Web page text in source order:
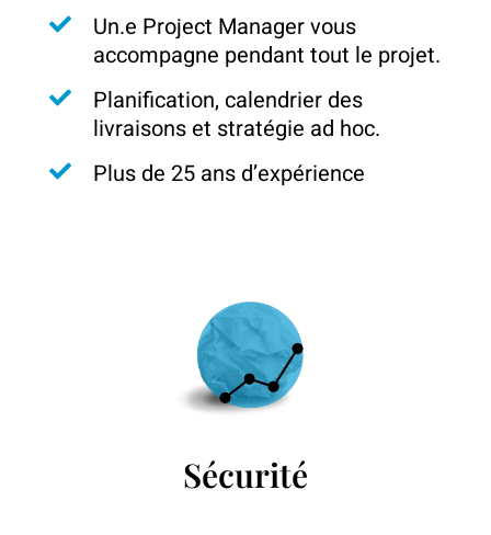
Un.e Project Manager vous
accompagne pendant tout le projet.
Planification, calendrier des
livraisons et stratégie ad hoc.
Plus de 25 ans d’expérience
Sécurité